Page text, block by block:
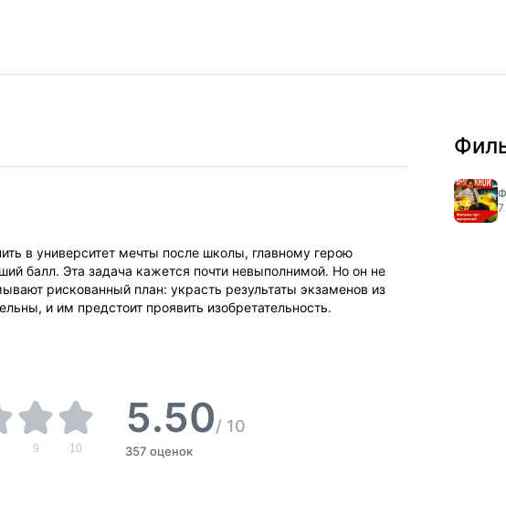
в университет мечты после школы, главному герою
балл. Эта задача кажется почти невыполнимой. Но он не
рискованный план: украсть результаты экзаменов из
и им предстоит проявить изобретательность.
9 10
5.50/ 10
357 оценок
7